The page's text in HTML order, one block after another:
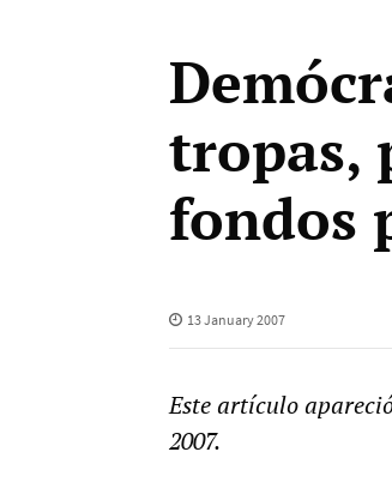
tropas,
fondos
13 January 2007
Este artículo
2007.